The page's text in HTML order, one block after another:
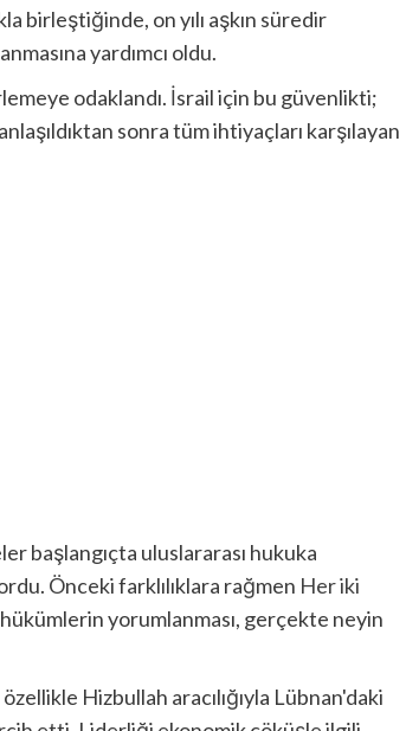
birleştiğinde, on yılı aşkın süredir
yardımcı oldu.
odaklandı. İsrail için bu güvenlikti;
sonra tüm ihtiyaçları karşılayan
başlangıçta uluslararası hukuka
Önceki farklılıklara rağmen Her iki
yorumlanması, gerçekte neyin
Hizbullah aracılığıyla Lübnan'daki